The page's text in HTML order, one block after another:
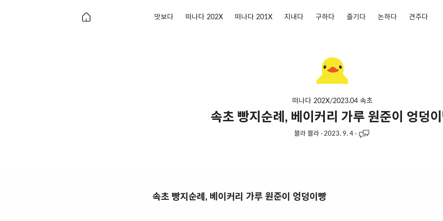
맛보다 떠나다 202X 떠나다 201X 지내다 구하다 즐기다 논하다 견주다
떠나다 202X/2023.04 속초
속초 빵지순례, 베이커리 가루 원준이 엉덩
블라 블라 · 2023. 9. 4 ·
속초 빵지순례, 베이커리 가루 원준이 엉덩이빵